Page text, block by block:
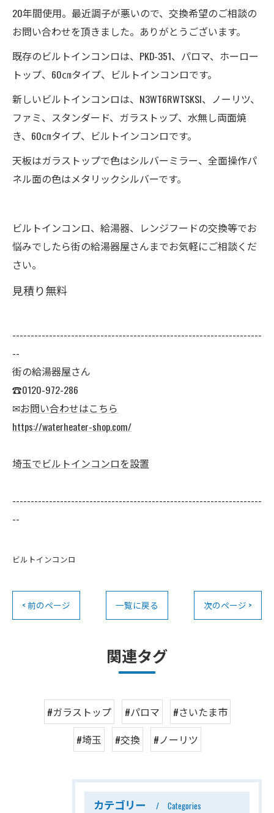
20年間使用。最近調子が悪いので、交換希望のご相談の
お問い合わせを頂きました。ありがとうございます。
既存のビルトインコンロは、PKD-351、パロマ、ホーロー
トップ、60㎝タイプ、ビルトインコンロです。
新しいビルトインコンロは、N3WT6RWTSKSI、ノーリツ、
ファミ、スタンダード、ガラストップ、水無し両面焼
き、60㎝タイプ、ビルトインコンロです。
天板はガラストップで色はシルバーミラー、全面操作パ
ネル面の色はメタリックシルバーです。
ビルトインコンロ、給湯器、レンジフードの交換等でお
悩みでしたら街の給湯器屋さんまでお気軽にご相談くだ
さい。
見積り無料
--------------------------------------------------------------------
--
街の給湯器屋さん
☎0120-972-286
✉お問い合わせはこちら
https://waterheater-shop.com/
埼玉でビルトインコンロを設置
--------------------------------------------------------------------
--
ビルトインコンロ
< 前のページ 一覧に戻る 次のページ >
関連タグ
#ガラストップ #パロマ
#さいたま市
#埼玉
#交換 #ノーリツ
カテゴリー Categories